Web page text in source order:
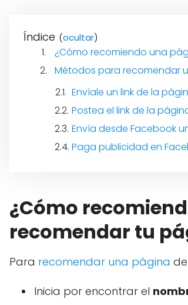
Índice ( )
¿Cómo recomiendo una
Métodos para recomendar
Envíale un link de la
Postea el link de la
Envía desde Facebook
Paga publicidad en
¿Cómo
recomendar tu
Para recomendar una página
Inicia por encontrar el